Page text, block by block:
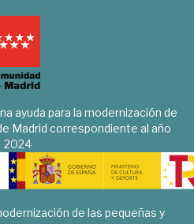
ayuda para la modernización de
Madrid correspondiente al año
2024
de las pequeñas y